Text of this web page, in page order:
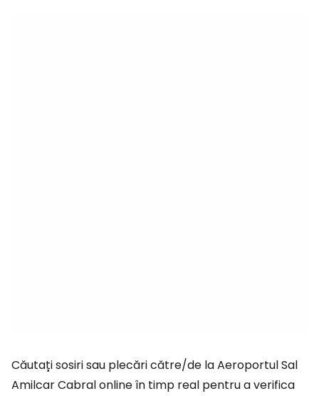
Căutați sosiri sau plecări către/de la Aeroportul Sal
Amilcar Cabral online în timp real pentru a verifica